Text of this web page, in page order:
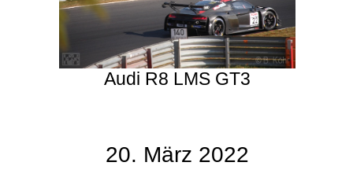
Audi R8 LMS GT3
20. März 2022